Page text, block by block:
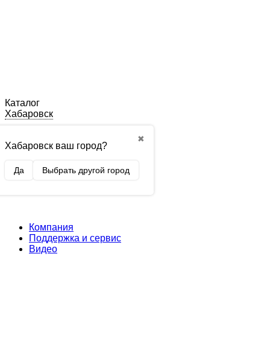
Каталог
Хабаровск
✖
Хабаровск ваш город?
Да Выбрать другой город
Компания
Поддержка и сервис
Видео